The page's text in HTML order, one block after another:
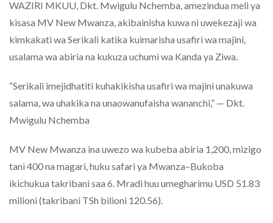
WAZIRI MKUU, Dkt. Mwigulu Nchemba, amezindua meli ya
kisasa MV New Mwanza, akibainisha kuwa ni uwekezaji wa
kimkakati wa Serikali katika kuimarisha usafiri wa majini,
usalama wa abiria na kukuza uchumi wa Kanda ya Ziwa.
“Serikali imejidhatiti kuhakikisha usafiri wa majini unakuwa
salama, wa uhakika na unaowanufaisha wananchi,” — Dkt.
Mwigulu Nchemba
MV New Mwanza ina uwezo wa kubeba abiria 1,200, mizigo
tani 400 na magari, huku safari ya Mwanza–Bukoba
ikichukua takribani saa 6. Mradi huu umegharimu USD 51.83
milioni (takribani TSh bilioni 120.56).